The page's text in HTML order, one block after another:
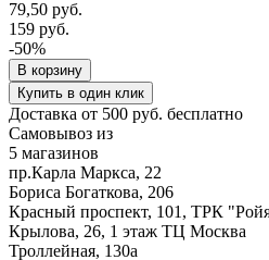
79,50 руб.
159 руб.
-50%
В корзину
Купить в один клик
Доставка от 500 руб. бесплатно
Самовывоз из
5 магазинов
пр.Карла Маркса, 22
Бориса Богаткова, 206
Красный проспект, 101, ТРК
Крылова, 26, 1 этаж ТЦ Москва
Троллейная, 130а